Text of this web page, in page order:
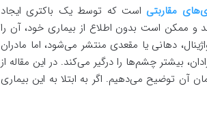
مقاربتی است که توسط یک باکتری ایجاد
و ممکن است بدون اطلاع از بیماری خود، آن را
دهانی یا مقعدی منتشر می‌شود، اما مادران
بیشتر چشم‌ها را درگیر می‌کند. در این مقاله از
آن توضیح می‌دهیم. اگر به ابتلا به این بیماری